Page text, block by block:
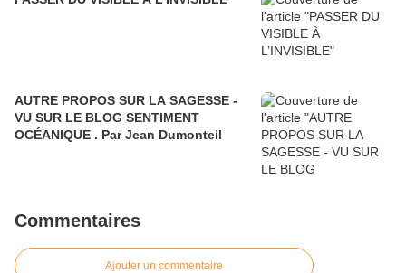
AUTRE PROPOS SUR LA SAGESSE -
VU SUR LE BLOG SENTIMENT
OCÉANIQUE . Par Jean Dumonteil
Commentaires
Ajouter un commentaire